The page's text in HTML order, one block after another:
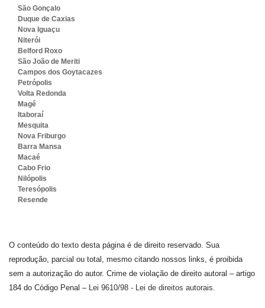
São Gonçalo
Duque de Caxias
Nova Iguaçu
Niterói
Belford Roxo
São João de Meriti
Campos dos Goytacazes
Petrópolis
Volta Redonda
Magé
Itaboraí
Mesquita
Nova Friburgo
Barra Mansa
Macaé
Cabo Frio
Nilópolis
Teresópolis
Resende
O conteúdo do texto desta página é de direito reservado. Sua
reprodução, parcial ou total, mesmo citando nossos links, é proibida
sem a autorização do autor. Crime de violação de direito autoral – artigo
184 do Código Penal –
Lei 9610/98 - Lei de direitos autorais